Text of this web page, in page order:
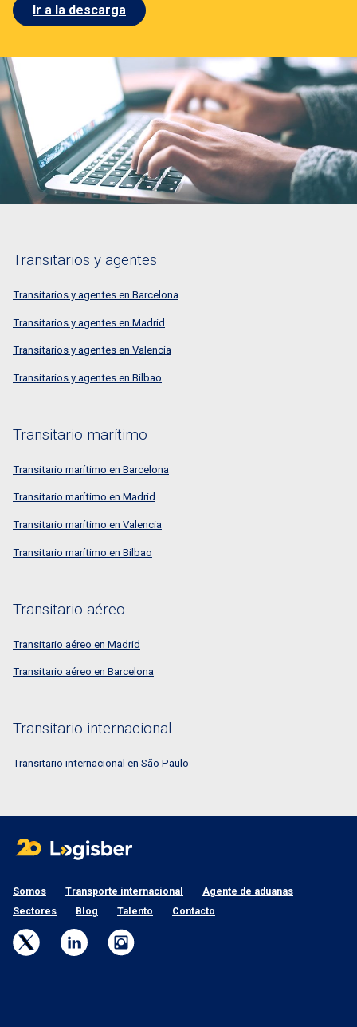
Ir a la descarga
Transitarios y agentes
Transitarios y agentes en Barcelona
Transitarios y agentes en Madrid
Transitarios y agentes en Valencia
Transitarios y agentes en Bilbao
Transitario marítimo
Transitario marítimo en Barcelona
Transitario marítimo en Madrid
Transitario marítimo en Valencia
Transitario marítimo en Bilbao
Transitario aéreo
Transitario aéreo en Madrid
Transitario aéreo en Barcelona
Transitario internacional
Transitario internacional en São Paulo
Somos Transporte internacional
Agente de aduanas
Sectores
Blog Talento Contacto